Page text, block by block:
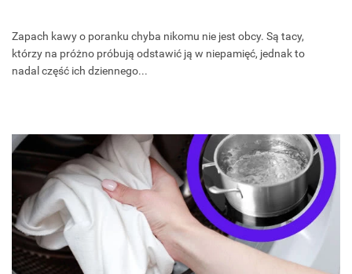
Zapach kawy o poranku chyba nikomu nie jest obcy. Są tacy,
którzy na próżno próbują odstawić ją w niepamięć, jednak to
nadal część ich dziennego...